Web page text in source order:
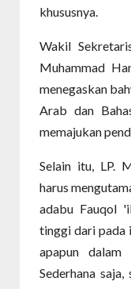
khususnya.
Wakil
Muhammad
menegaskan
Arab dan
memajukan
Selain itu, LP.
harus
adabu Fauqol
tinggi dari pada
apapun dalam
Sederhana